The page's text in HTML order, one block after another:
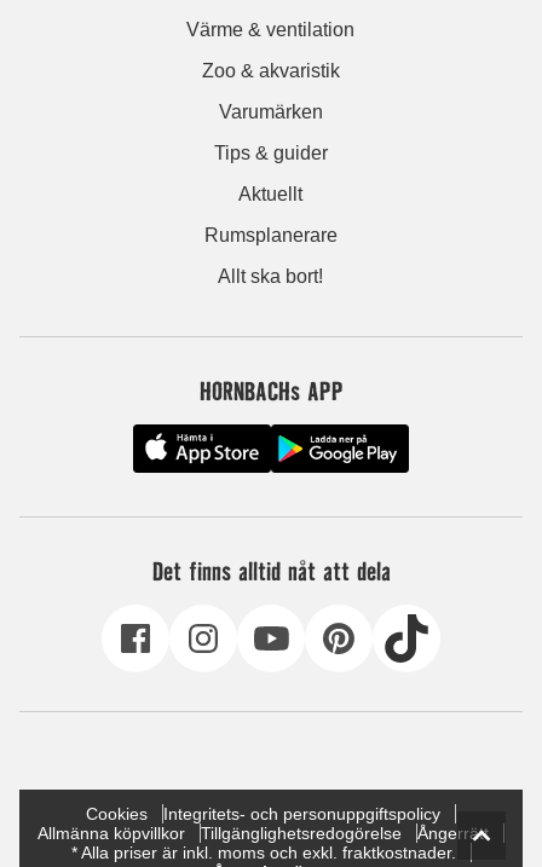
Värme & ventilation
Zoo & akvaristik
Varumärken
Tips & guider
Aktuellt
Rumsplanerare
Allt ska bort!
HORNBACHs APP
Det finns alltid nåt att dela
Cookies
Integritets- och personuppgiftspolicy
Allmänna köpvillkor
Tillgänglighetsredogörelse
Ångerrätt
* Alla priser är inkl. moms och exkl. fraktkostnader.